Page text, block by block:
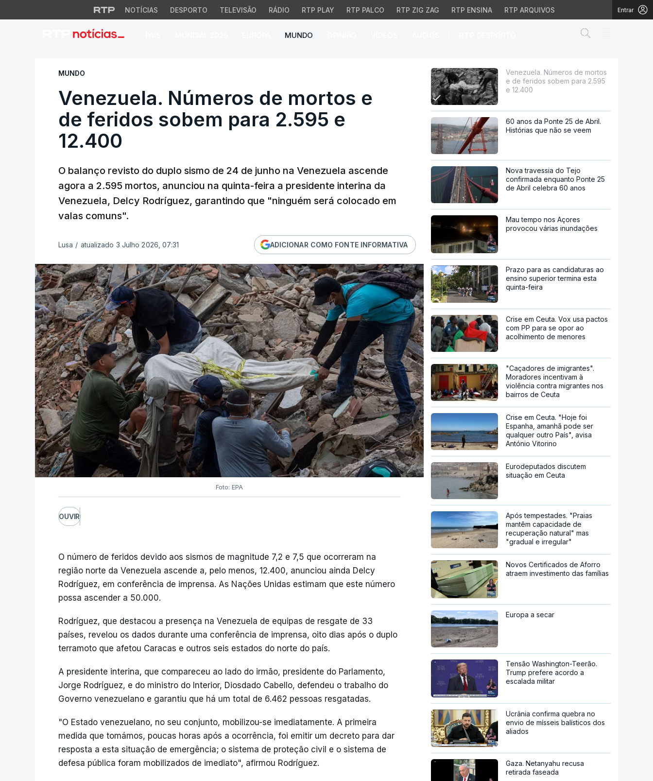
NOTÍCIAS DESPORTO TELEVISÃO RÁDIO RTP PLAY RTP PALCO RTP ZIG ZAG RTP ENSINA RTP ARQUIVOS Entrar
MUNDO
Venezuela. Números de mortos e de feridos sobem para 2.595 e
MUNDO
Venezuela. Números de mortos e
de feridos sobem para 2.595 e
12.400
O balanço revisto do duplo sismo de 24 de junho na Venezuela ascende
agora a 2.595 mortos, anunciou na quinta-feira a presidente interina da
Venezuela, Delcy Rodríguez, garantindo que "ninguém será colocado em
valas comuns".
Lusa / atualizado 3 Julho 2026, 07:31 ADICIONAR COMO FONTE INFORMATIVA
Foto: EPA
OUVIR
O número de feridos devido aos sismos de magnitude 7,2 e 7,5 que ocorreram na
região norte da Venezuela ascende a, pelo menos, 12.400, anunciou ainda Delcy
Rodríguez, em conferência de imprensa. As Nações Unidas estimam que este número
possa ascender a 50.000.
Rodríguez, que destacou a presença na Venezuela de equipas de resgate de 33
países, revelou os dados durante uma conferência de imprensa, oito dias após o duplo
terramoto que afetou Caracas e outros seis estados do norte do país.
A presidente interina, que compareceu ao lado do irmão, presidente do Parlamento,
Jorge Rodríguez, e do ministro do Interior, Diosdado Cabello, defendeu o trabalho do
Governo venezuelano e garantiu que há um total de 6.462 pessoas resgatadas.
"O Estado venezuelano, no seu conjunto, mobilizou-se imediatamente. A primeira
medida que tomámos, poucas horas após a ocorrência, foi emitir um decreto para dar
resposta a esta situação de emergência; o sistema de proteção civil e o sistema de
defesa pública foram mobilizados de imediato", afirmou Rodríguez.
Venezuela. Números de mortos
e de feridos sobem para 2.595
e 12.400
60 anos da Ponte 25 de Abril.
Histórias que não se veem
Nova travessia do Tejo
confirmada enquanto Ponte 25
de Abril celebra 60 anos
Mau tempo nos Açores
provocou várias inundações
Prazo para as candidaturas ao
ensino superior termina esta
quinta-feira
Crise em Ceuta. Vox usa pactos
com PP para se opor ao
acolhimento de menores
"Caçadores de imigrantes".
Moradores incentivam à
violência contra migrantes nos
bairros de Ceuta
Crise em Ceuta. "Hoje foi
Espanha, amanhã pode ser
qualquer outro País", avisa
António Vitorino
Eurodeputados discutem
situação em Ceuta
Após tempestades. "Praias
mantêm capacidade de
recuperação natural" mas
"gradual e irregular"
Novos Certificados de Aforro
atraem investimento das famílias
Europa a secar
Tensão Washington-Teerão.
Trump prefere acordo a
escalada militar
Ucrânia confirma quebra no
envio de mísseis balísticos dos
aliados
Gaza. Netanyahu recusa
retirada faseada